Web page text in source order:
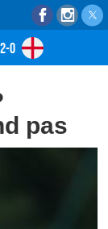
2-0
pas